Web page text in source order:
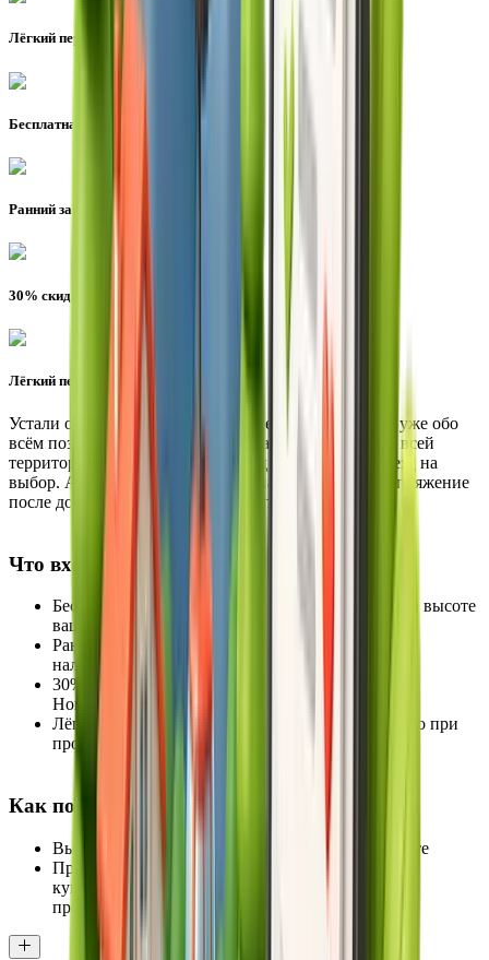
Лёгкий перекус в дорогу
Бесплатная парковка везде
Ранний заезд или поздний выезд
30% скидка на спа
Лёгкий перекус в дорогу
Устали от руля и мечтаете поскорее заселиться? Мы уже обо
всём позаботились. Для вас бесплатная парковка на всей
территории Курорта, ранний заезд или поздний выезд на
выбор. А ещё — скидка 30% на спа, чтобы снять напряжение
после долгой дороги и ланч-бокс при выезде
Что входит в предложение
Бесплатное место на любой парковке Курорта на высоте
вашего проживания
Ранний заезд или поздний выезд без доплат при
наличии свободных номеров
30% скидка в спа-комплексы отелей Марриотт,
Новотель Резорт и Спа, Панорама by Mercure
Лёгкий перекус в дорогу. Предоставляется только при
проживании в отелях, не в Апартаментах
Как получить бонусы
Выберите любой открытый тариф на нашем сайте
При заселении получите на стойке регистрации
купонную книгу, где будут собраны все ваши
привилегии